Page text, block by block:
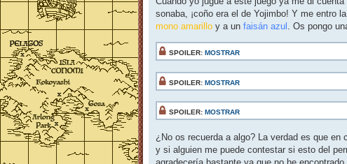
sonaba, ¡coño era el de Yojimbo! Y me entro
mono amarillo y a un faisán azul . Os pongo
SPOILER: MOSTRAR
SPOILER: MOSTRAR
SPOILER: MOSTRAR
¿No os recuerda a algo? La verdad es que
y si alguien me puede contestar si esto del